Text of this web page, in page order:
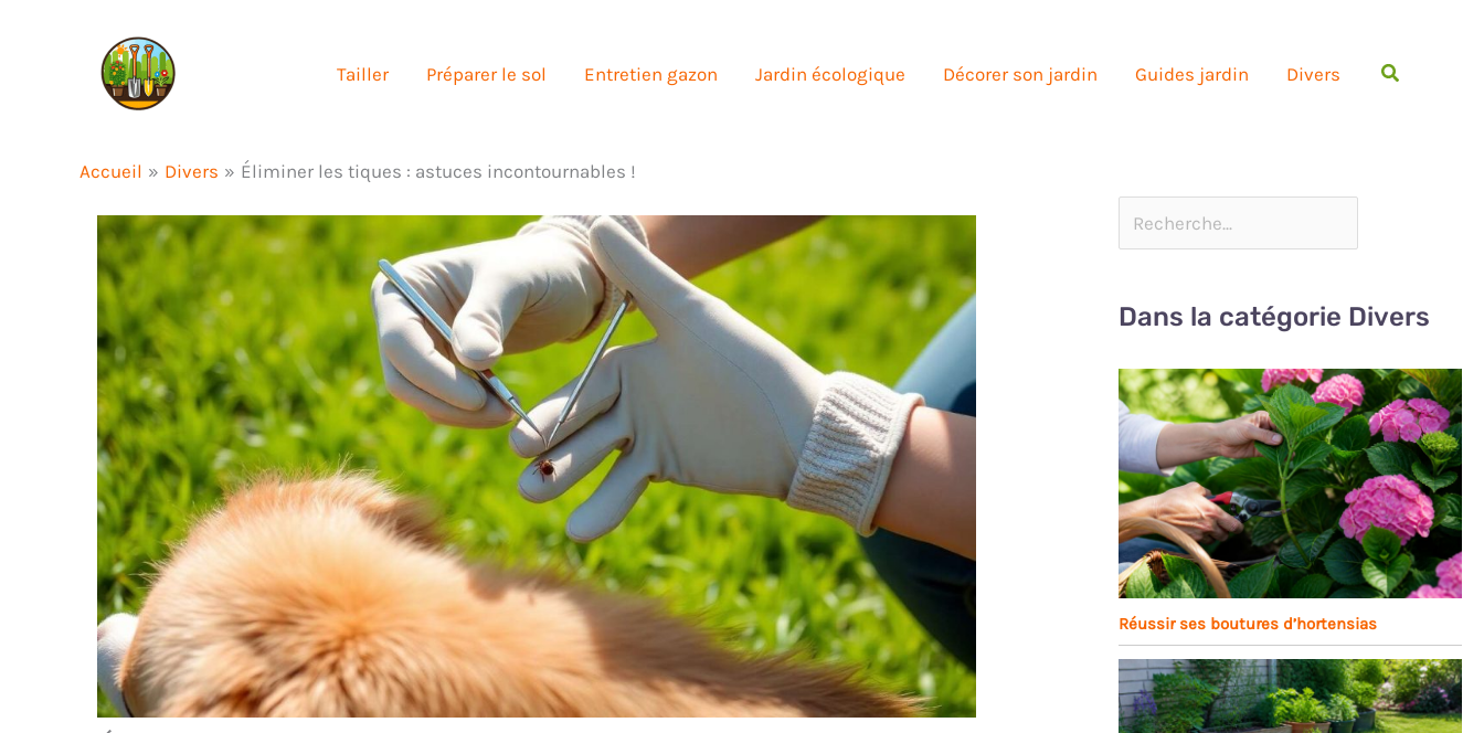
Tailler Préparer le sol Entretien gazon Jardin écologique Décorer son jardin Guides jardin Divers
Accueil Divers Éliminer les tiques : astuces incontournables !
Dans la catégorie Divers
Réussir ses boutures d’hortensias